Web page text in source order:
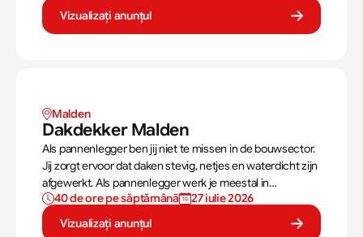
zoals regen, sneeuw en wind.
Vizualizați anunțul
Malden
Dakdekker Malden
Als pannenlegger ben jij niet te missen in de bouwsector.
Jij zorgt ervoor dat daken stevig, netjes en waterdicht zijn
afgewerkt. Als pannenlegger werk je meestal in
teamverband en varieert het werk tussen compleet
nieuwe daken leggen of bestaande daken vervangen.
40 de ore pe săptămână
27 iulie 2026
Vizualizați anunțul